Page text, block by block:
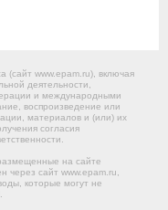
www.epam.ru), включая
деятельности,
и международными
воспроизведение или
материалов и (или) их
согласия
на сайте
через сайт www.epam.ru,
которые могут не